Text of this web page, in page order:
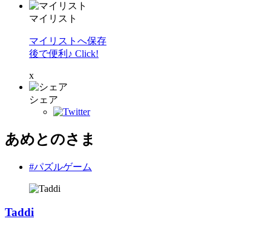
マイリスト
マイリストへ保存
後で便利♪ Click!
x
シェア
あめとのさま
#パズルゲーム
Taddi